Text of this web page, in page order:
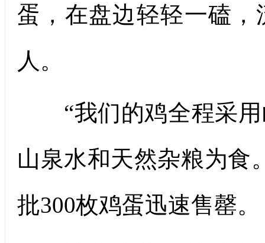
蛋，在盘边轻轻一磕
人。
“我们的鸡全程采用
山泉水和天然杂粮为食
批300枚鸡蛋迅速售罄。